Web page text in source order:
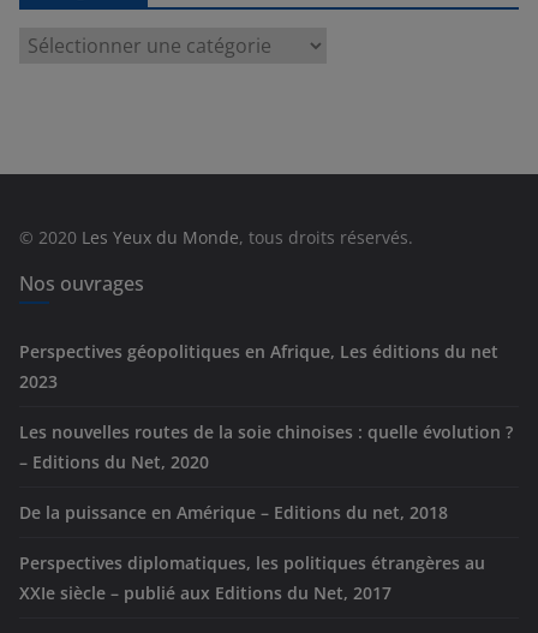
e
s
© 2020 Les Yeux du Monde, tous droits réservés.
Nos ouvrages
Perspectives géopolitiques en Afrique, Les éditions du net
2023
Les nouvelles routes de la soie chinoises : quelle évolution ?
– Editions du Net, 2020
De la puissance en Amérique – Editions du net, 2018
Perspectives diplomatiques, les politiques étrangères au
XXIe siècle – publié aux Editions du Net, 2017